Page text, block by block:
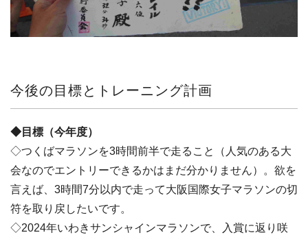
今後の目標とトレーニング計画
◆目標（今年度）
◇つくばマラソンを3時間前半で走ること（人気のある大
会なのでエントリーできるかはまだ分かりません）。欲を
言えば、3時間7分以内で走って大阪国際女子マラソンの切
符を取り戻したいです。
◇2024年いわきサンシャインマラソンで、入賞に返り咲